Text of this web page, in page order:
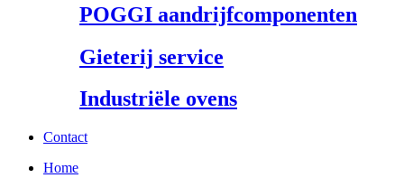
POGGI aandrijfcomponenten
Gieterij service
Industriële ovens
Contact
Home